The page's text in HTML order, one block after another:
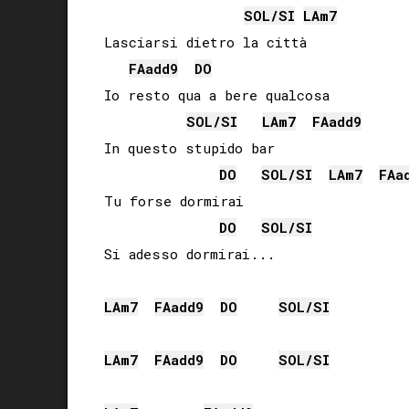
SOL/SI LAm7
Lasciarsi dietro la città
FAadd9
DO
Io resto qua a bere qualcosa
SOL/SI LAm7 FAadd9
In questo stupido bar
DO
SOL/SI LAm7 FA
Tu forse dormirai
DO
SOL/SI
Si adesso dormirai...
LAm7 FAadd9 DO SOL/SI
LAm7 FAadd9 DO SOL/SI